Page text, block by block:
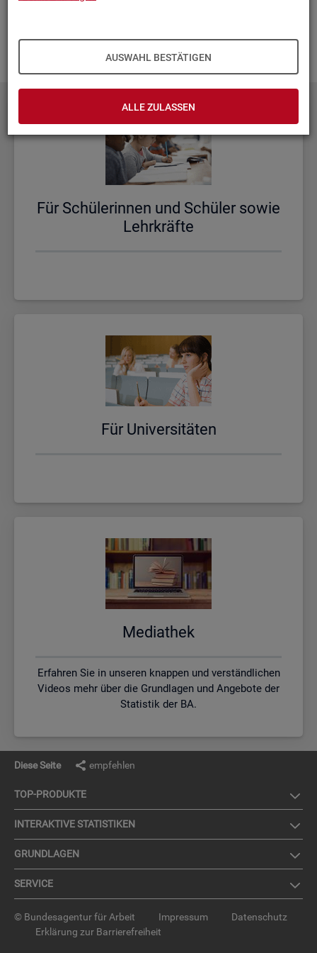
AUSWAHL BESTÄTIGEN
ALLE ZULASSEN
das gern in un­se­re Pla­nun­gen auf.
Für Schü­le­rin­nen und Schü­ler sowie
Lehr­kräf­te
Für Uni­ver­si­tä­ten
Me­dia­thek
Erfahren Sie in unseren knappen und verständlichen
Videos mehr über die Grundlagen und Angebote der
Statistik der BA.
Diese Seite empfehlen
TOP-PRO­DUK­TE
IN­TER­AK­TI­VE STA­TIS­TI­KEN
GRUND­LA­GEN
SER­VICE
© Bundesagentur für Arbeit Impressum
Datenschutz
Erklärung zur Barrierefreiheit